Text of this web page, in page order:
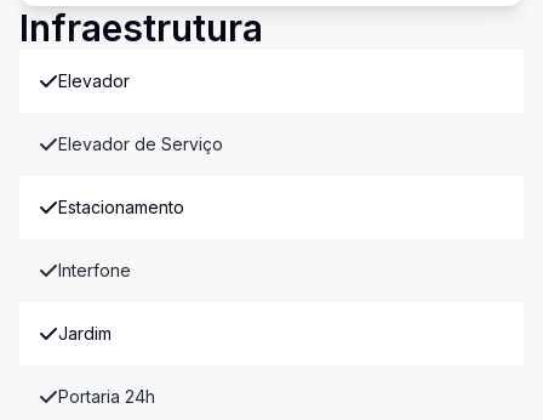
Infraestrutura
Elevador
Elevador de Serviço
Estacionamento
Interfone
Jardim
Portaria 24h